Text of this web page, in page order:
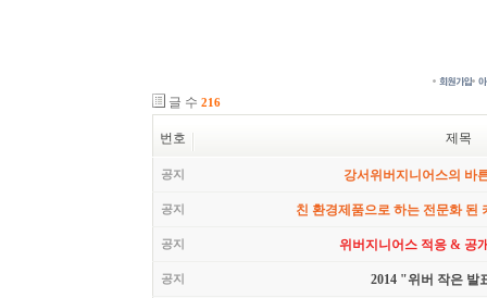
글 수 216
번호 제목
공지 강서위버지니어스의 바
공지 친 환경제품으로 하는 전문화 된
공지 위버지니어스 적응 & 공
공지 2014 "위버 작은 발